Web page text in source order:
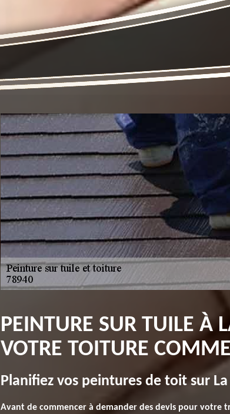
PEINTURE SUR TUILE À
VOTRE TOITURE
Planifiez vos peintures de toit sur
Avant de commencer à demander des devis pour votre